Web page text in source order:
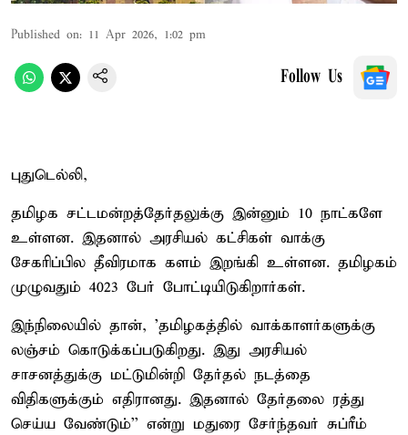
Published on: 11 Apr 2026, 1:02 pm
Follow Us
புதுடெல்லி,
தமிழக சட்டமன்றத்தேர்தலுக்கு இன்னும் 10 நாட்களே
உள்ளன. இதனால் அரசியல் கட்சிகள் வாக்கு
சேகரிப்பில தீவிரமாக களம் இறங்கி உள்ளன. தமிழகம்
முழுவதும் 4023 பேர் போட்டியிடுகிறார்கள்.
இந்நிலையில் தான், 'தமிழகத்தில் வாக்காளர்களுக்கு
லஞ்சம் கொடுக்கப்படுகிறது. இது அரசியல்
சாசனத்துக்கு மட்டுமின்றி தேர்தல் நடத்தை
விதிகளுக்கும் எதிரானது. இதனால் தேர்தலை ரத்து
செய்ய வேண்டும்'' என்று மதுரை சேர்ந்தவர் சுப்ரீம்